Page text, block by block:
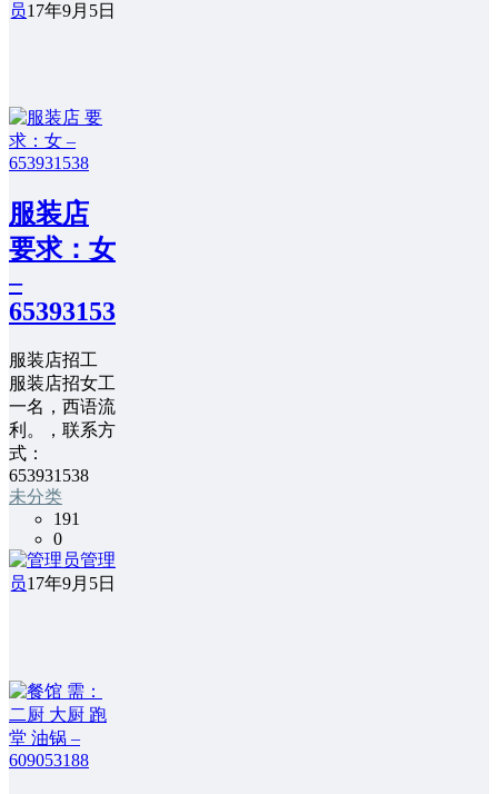
员17年9月5日
服装店
要求：女
–
653931538
服装店招工
服装店招女工
一名，西语流
利。，联系方
式：
653931538
未分类
191
0
管理
员17年9月5日